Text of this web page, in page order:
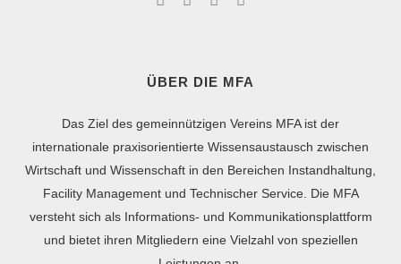
ÜBER DIE MFA
Das Ziel des gemeinnützigen Vereins MFA ist der
internationale praxisorientierte Wissensaustausch zwischen
Wirtschaft und Wissenschaft in den Bereichen Instandhaltung,
Facility Management und Technischer Service. Die MFA
versteht sich als Informations- und Kommunikationsplattform
und bietet ihren Mitgliedern eine Vielzahl von speziellen